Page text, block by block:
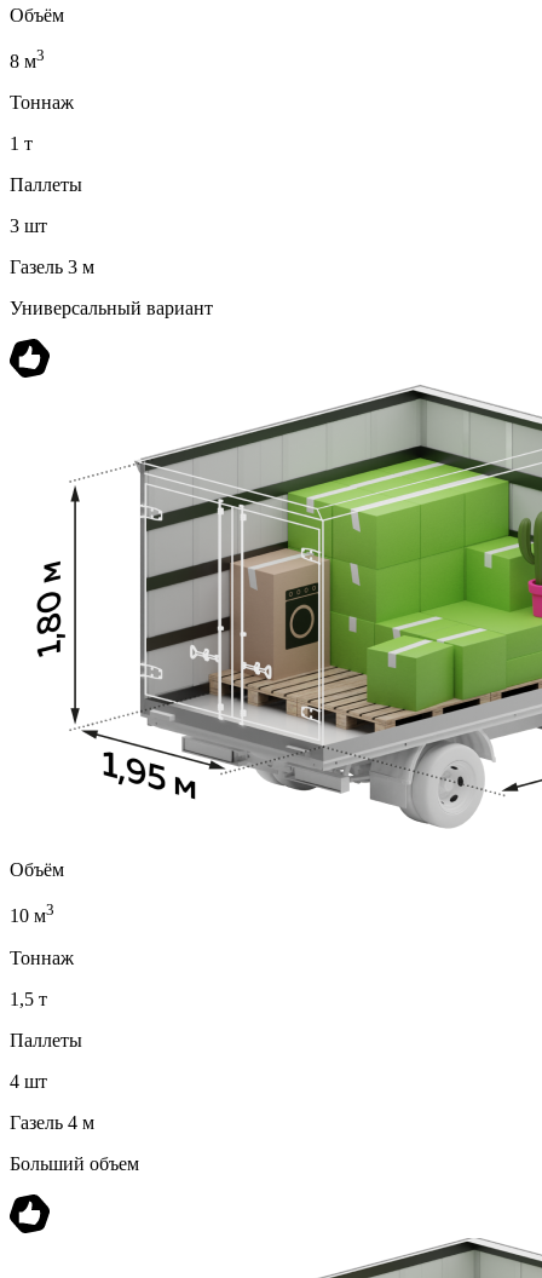
Объём
8 м3
Тоннаж
1 т
Паллеты
3 шт
Газель 3 м
Универсальный вариант
Объём
10 м3
Тоннаж
1,5 т
Паллеты
4 шт
Газель 4 м
Больший объем